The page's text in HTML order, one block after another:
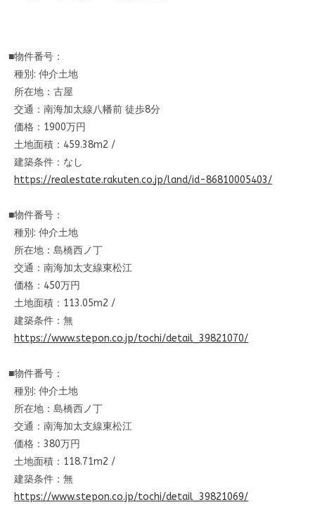
■物件番号：
種別: 仲介土地
所在地：古屋
交通：南海加太線八幡前 徒歩8分
価格：1900万円
土地面積：459.38m2 /
建築条件：なし
https://realestate.rakuten.co.jp/land/id-86810005403/
■物件番号：
種別: 仲介土地
所在地：島橋西ノ丁
交通：南海加太支線東松江
価格：450万円
土地面積：113.05m2 /
建築条件：無
https://www.stepon.co.jp/tochi/detail_39821070/
■物件番号：
種別: 仲介土地
所在地：島橋西ノ丁
交通：南海加太支線東松江
価格：380万円
土地面積：118.71m2 /
建築条件：無
https://www.stepon.co.jp/tochi/detail_39821069/